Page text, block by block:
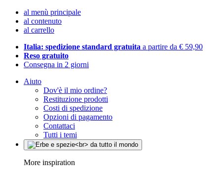
al menù principale
al contenuto
al carrello
Italia: spedizione standard gratuita a partire da € 59,90
Reso gratuito
Consegna in 2 giorni
Aiuto
Dov'è il mio ordine?
Restituzione prodotti
Costi di spedizione
Opzioni di pagamento
Contattaci
Tutti i temi
More inspiration